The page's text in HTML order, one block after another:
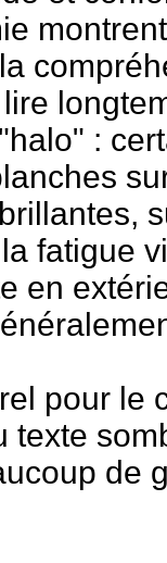
:
fatigue
en
pour le
texte
de